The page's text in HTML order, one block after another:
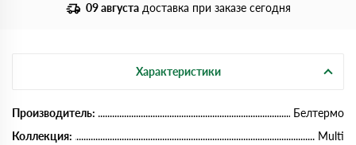
09 августа доставка при заказе сегодня
Характеристики
Производитель:
Белтермо
Коллекция:
Multi